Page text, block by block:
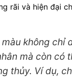
rãi và hiện đại
không chỉ
mà còn có
thủy. Ví dụ,